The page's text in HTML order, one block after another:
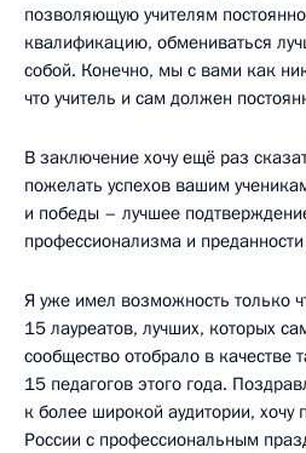
позволяющую учителям
квалификацию, обмениваться
собой. Конечно, мы с вами как
что учитель и сам должен
В заключение хочу ещё раз
пожелать успехов вашим
и победы – лучшее
профессионализма и
Я уже имел возможность только
15 лауреатов, лучших, которых
сообщество отобрало в качестве
15 педагогов этого года.
к более широкой аудитории, хочу
России с профессиональным